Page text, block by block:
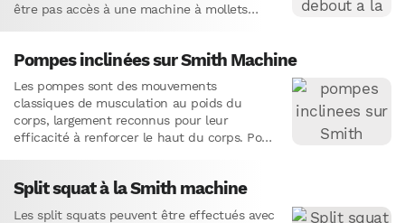
être pas accès à une machine à mollets
Pompes inclinées sur Smith Machine
Les pompes sont des mouvements
classiques de musculation au poids du
corps, largement reconnus pour leur
efficacité à renforcer le haut du corps. Pour
Split squat à la Smith machine
Les split squats peuvent être effectués avec